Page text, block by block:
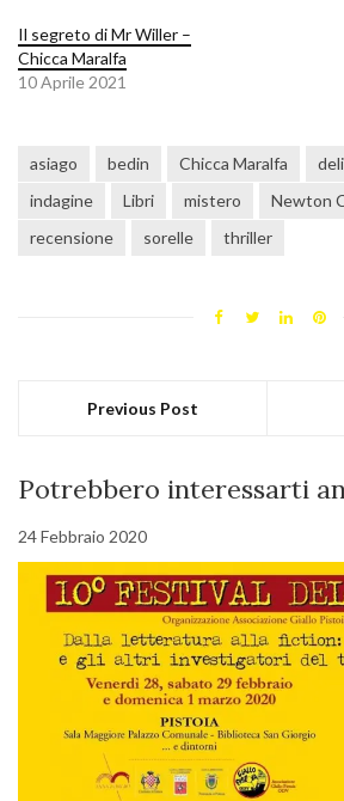
Il segreto di Mr Willer –
Chicca Maralfa
10 Aprile 2021
asiago bedin Chicca Maralfa
indagine
Libri mistero Newton
recensione
sorelle thriller
Previous Post
Potrebbero interessarti
24 Febbraio 2020